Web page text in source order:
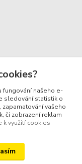
fungování našeho e-
sledování statistik o
vašeho
či zobrazení reklam
k využití cookies